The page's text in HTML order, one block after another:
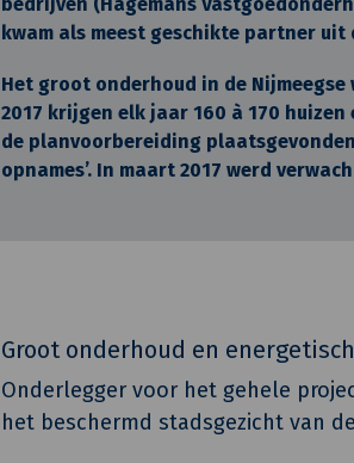
kwam als meest geschikte partner uit
Het groot onderhoud in de
2017 krijgen elk jaar 160 à 170
de planvoorbereiding
opnames’. In maart 2017 werd
Groot onderhoud en
Onderlegger voor het gehele
het beschermd stadsgezicht van